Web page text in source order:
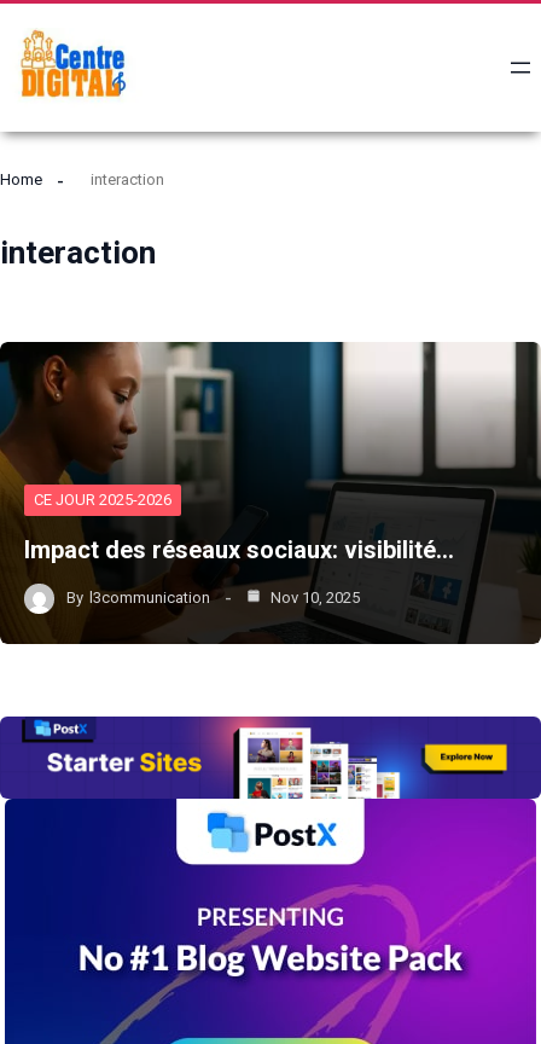
Home interaction
interaction
CE JOUR 2025-2026
Impact des réseaux sociaux: visibilité…
By l3communication Nov 10, 2025